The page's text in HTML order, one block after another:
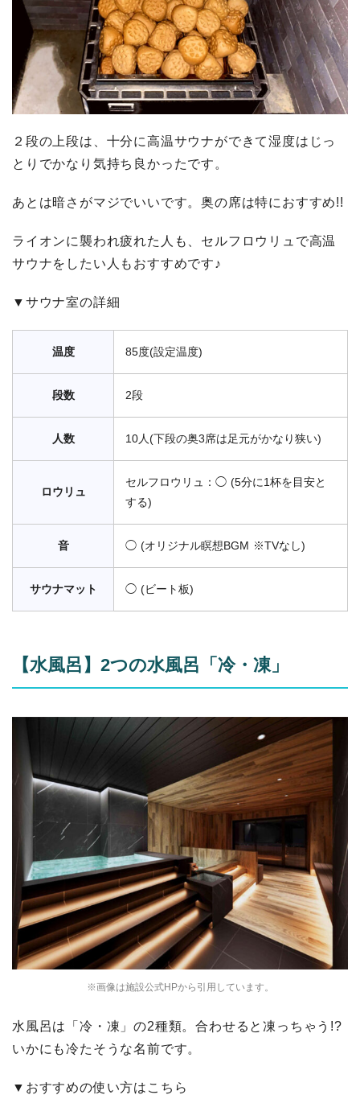
２段の上段は、十分に高温サウナができて湿度はじっ
とりでかなり気持ち良かったです。
あとは暗さがマジでいいです。奥の席は特におすすめ!!
ライオンに襲われ疲れた人も、セルフロウリュで高温
サウナをしたい人もおすすめです♪
▼サウナ室の詳細
温度 85度(設定温度)
段数 2段
人数 10人(下段の奥3席は足元がかなり狭い)
ロウリュ
セルフロウリュ：◯ (5分に1杯を目安と
する)
音 ◯ (オリジナル瞑想BGM ※TVなし)
サウナマット ◯ (ビート板)
【水風呂】2つの水風呂「冷・凍」
※画像は施設公式HPから引用しています。
水風呂は「冷・凍」の2種類。合わせると凍っちゃう!?
いかにも冷たそうな名前です。
▼おすすめの使い方はこちら